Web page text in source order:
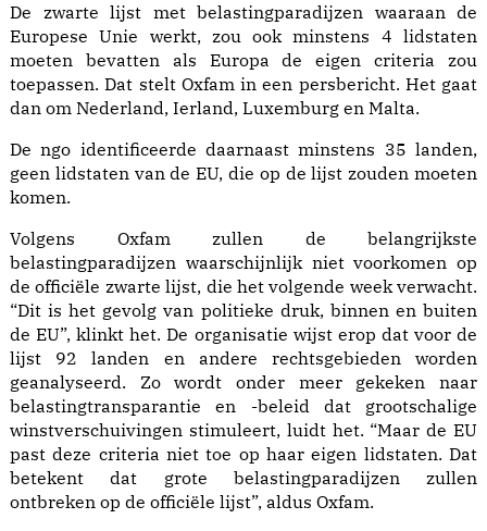
De zwarte lijst met belastingparadijzen waaraan de
Europese Unie werkt, zou ook minstens 4 lidstaten
moeten bevatten als Europa de eigen criteria zou
toepassen. Dat stelt Oxfam in een persbericht. Het gaat
dan om Nederland, Ierland, Luxemburg en Malta.
De ngo identificeerde daarnaast minstens 35 landen,
geen lidstaten van de EU, die op de lijst zouden moeten
komen.
Volgens Oxfam zullen de belangrijkste
belastingparadijzen waarschijnlijk niet voorkomen op
de officiële zwarte lijst, die het volgende week verwacht.
“Dit is het gevolg van politieke druk, binnen en buiten
de EU”, klinkt het. De organisatie wijst erop dat voor de
lijst 92 landen en andere rechtsgebieden worden
geanalyseerd. Zo wordt onder meer gekeken naar
belastingtransparantie en -beleid dat grootschalige
winstverschuivingen stimuleert, luidt het. “Maar de EU
past deze criteria niet toe op haar eigen lidstaten. Dat
betekent dat grote belastingparadijzen zullen
ontbreken op de officiële lijst”, aldus Oxfam.